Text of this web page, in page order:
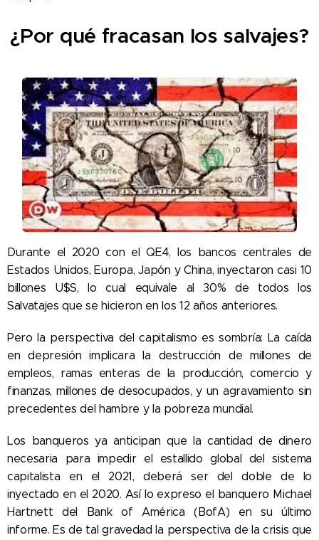
¿Por qué fracasan los salvajes?
Durante el 2020 con el QE4, los bancos centrales de
Estados Unidos, Europa, Japón y China, inyectaron casi 10
billones U$S, lo cual equivale al 30% de todos los
Salvatajes que se hicieron en los 12 años anteriores.
Pero la perspectiva del capitalismo es sombría: La caída
en depresión implicara la destrucción de millones de
empleos, ramas enteras de la producción, comercio y
finanzas, millones de desocupados, y un agravamiento sin
precedentes del hambre y la pobreza mundial.
Los banqueros ya anticipan que la cantidad de dinero
necesaria para impedir el estallido global del sistema
capitalista en el 2021, deberá ser del doble de lo
inyectado en el 2020. Así lo expreso el banquero Michael
Hartnett del Bank of América (BofA) en su último
informe. Es de tal gravedad la perspectiva de la crisis que